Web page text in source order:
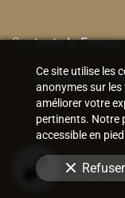
Surtoute la France
sur place,sur
Ce site utilise les
anonymes sur
améliorer votre
pertinents. Notre
accessible en
Refuser